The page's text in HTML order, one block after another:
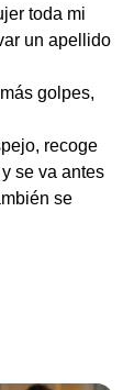
toda mi
un apellido
golpes,
recoge
se va antes
se